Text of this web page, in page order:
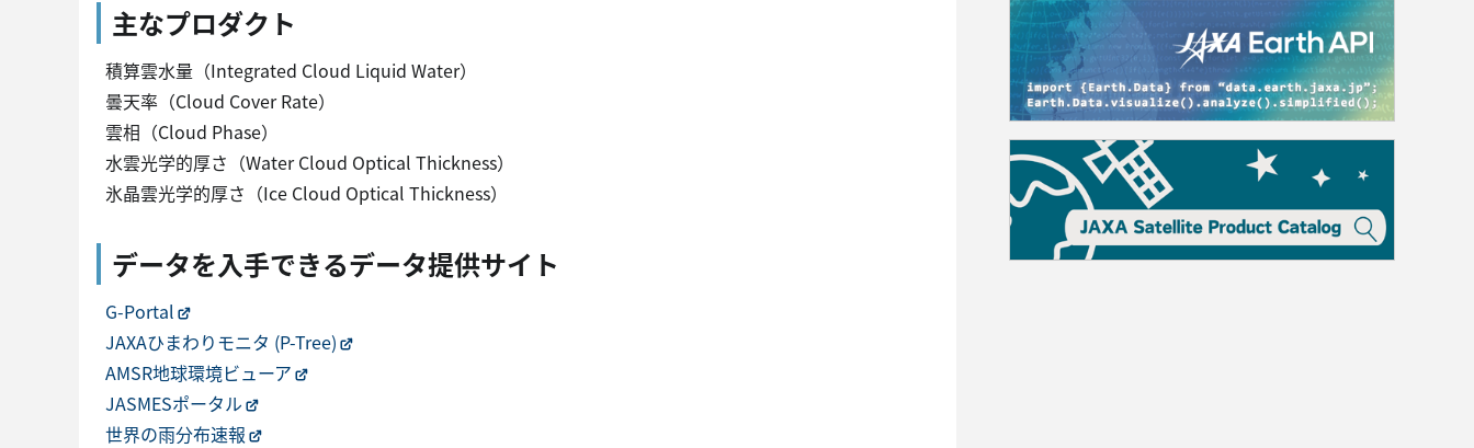
主なプロダクト
積算雲水量（Integrated Cloud Liquid Water）
曇天率（Cloud Cover Rate）
雲相（Cloud Phase）
水雲光学的厚さ（Water Cloud Optical Thickness）
氷晶雲光学的厚さ（Ice Cloud Optical Thickness）
データを入手できるデータ提供サイト
G-Portal
JAXAひまわりモニタ (P-Tree)
AMSR地球環境ビューア
JASMESポータル
世界の雨分布速報